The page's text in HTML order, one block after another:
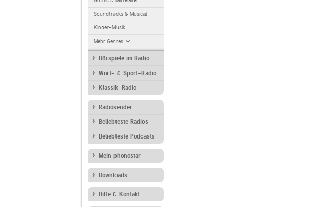
Soundtracks & Musical
Kinder-Musik
Mehr Genres
Hörspiele im Radio
Wort- & Sport-Radio
Klassik-Radio
Radiosender
Beliebteste Radios
Beliebteste Podcasts
Mein phonostar
Downloads
Hilfe & Kontakt